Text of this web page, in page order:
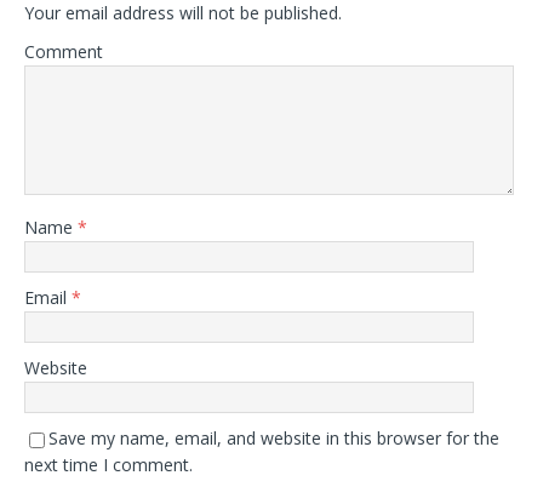
Your email address will not be published.
Comment
Name *
Email *
Website
Save my name, email, and website in this browser for the
next time I comment.